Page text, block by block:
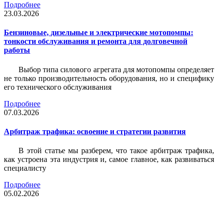
Подробнее
23.03.2026
Бензиновые, дизельные и электрические мотопомпы:
тонкости обслуживания и ремонта для долговечной
работы
Выбор типа силового агрегата для мотопомпы определяет
не только производительность оборудования, но и специфику
его технического обслуживания
Подробнее
07.03.2026
Арбитраж трафика: освоение и стратегии развития
В этой статье мы разберем, что такое арбитраж трафика,
как устроена эта индустрия и, самое главное, как развиваться
специалисту
Подробнее
05.02.2026